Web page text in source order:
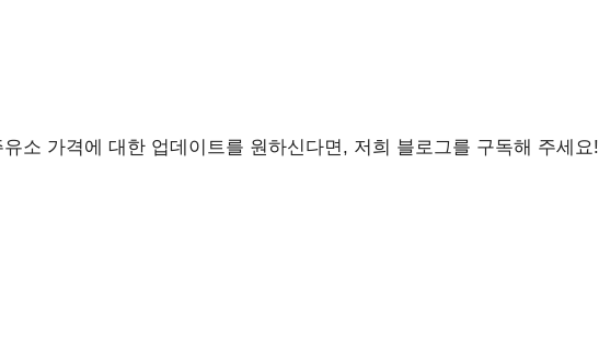
소 가격에 대한 업데이트를 원하신다면, 저희 블로그를 구독해 주세요!